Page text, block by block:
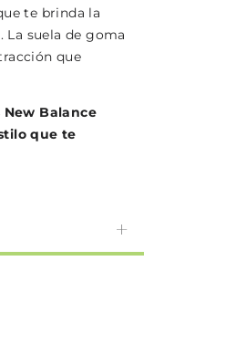
te brinda la
La suela de goma
que
New Balance
que te